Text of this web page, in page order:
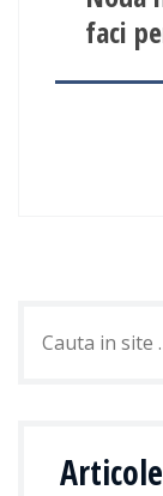
faci